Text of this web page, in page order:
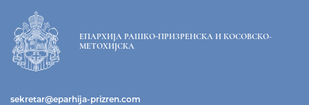
ЕПАРХИЈА РАШКО-ПРИЗРЕНСКА И КОСОВСКО-
МЕТОХИЈСКА
sekretar@eparhija-prizren.com